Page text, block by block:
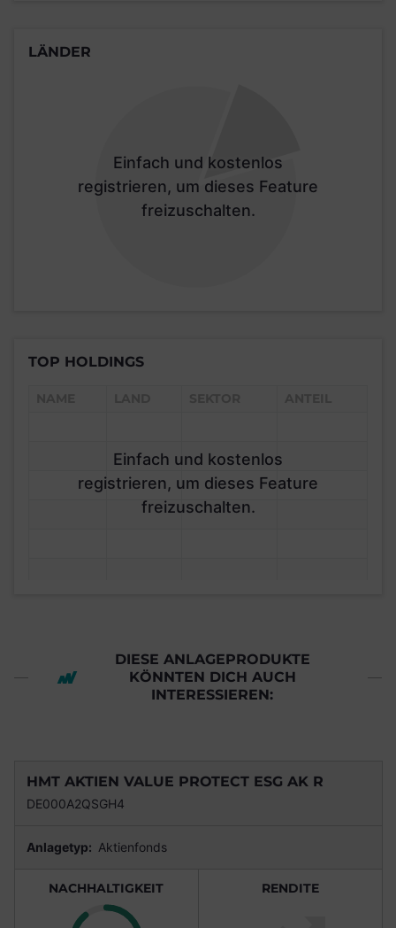
LÄNDER
Einfach und kostenlos
registrieren, um dieses Feature
freizuschalten.
TOP HOLDINGS
Einfach und kostenlos
registrieren, um dieses Feature
freizuschalten.
DIESE ANLAGEPRODUKTE
KÖNNTEN DICH AUCH
INTERESSIEREN:
HMT AKTIEN VALUE PROTECT ESG AK R
DE000A2QSGH4
Anlagetyp: Aktienfonds
NACHHALTIGKEIT RENDITE